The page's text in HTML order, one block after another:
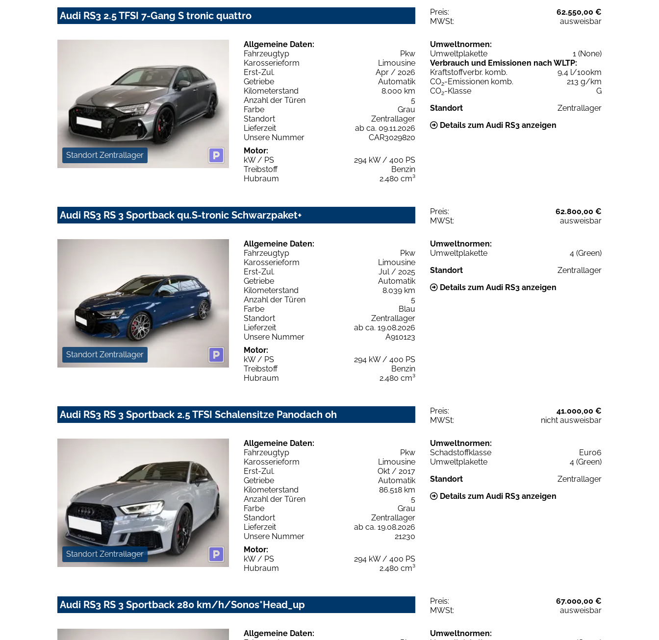
Audi RS3 2.5 TFSI 7-Gang S tronic quattro Preis:
62.550,00 €
MWSt:
ausweisbar
Standort Zentrallager
Allgemeine Daten:
Fahrzeugtyp
Pkw
Karosserieform
Limousine
Erst-Zul.
Apr / 2026
Getriebe
Automatik
Kilometerstand
8.000 km
Anzahl der Türen
5
Farbe
Grau
Standort
Zentrallager
Lieferzeit
ab ca. 09.11.2026
Unsere Nummer
CAR3029820
Motor:
kW / PS
294 kW / 400 PS
Treibstoff
Benzin
Hubraum
2.480 cm³
Umweltnormen:
Umweltplakette
1 (None)
Verbrauch und Emissionen nach WLTP:
Kraftstoffverbr. komb.
9,4 l/100km
CO2-Emissionen komb.
213 g/km
CO2-Klasse
G
Standort
Zentrallager
Details zum Audi RS3 anzeigen
Audi RS3 RS 3 Sportback qu.S-tronic Schwarzpaket+ Preis:
62.800,00 €
MWSt:
ausweisbar
Standort Zentrallager
Allgemeine Daten:
Fahrzeugtyp
Pkw
Karosserieform
Limousine
Erst-Zul.
Jul / 2025
Getriebe
Automatik
Kilometerstand
8.039 km
Anzahl der Türen
5
Farbe
Blau
Standort
Zentrallager
Lieferzeit
ab ca. 19.08.2026
Unsere Nummer
A910123
Motor:
kW / PS
294 kW / 400 PS
Treibstoff
Benzin
Hubraum
2.480 cm³
Umweltnormen:
Umweltplakette
4 (Green)
Standort
Zentrallager
Details zum Audi RS3 anzeigen
Audi RS3 RS 3 Sportback 2.5 TFSI Schalensitze Panodach oh Preis:
41.000,00 €
MWSt:
nicht ausweisbar
Standort Zentrallager
Allgemeine Daten:
Fahrzeugtyp
Pkw
Karosserieform
Limousine
Erst-Zul.
Okt / 2017
Getriebe
Automatik
Kilometerstand
86.518 km
Anzahl der Türen
5
Farbe
Grau
Standort
Zentrallager
Lieferzeit
ab ca. 19.08.2026
Unsere Nummer
21230
Motor:
kW / PS
294 kW / 400 PS
Hubraum
2.480 cm³
Umweltnormen:
Schadstoffklasse
Euro6
Umweltplakette
4 (Green)
Standort
Zentrallager
Details zum Audi RS3 anzeigen
Audi RS3 RS 3 Sportback 280 km/h/Sonos*Head_up Preis:
67.000,00 €
MWSt:
ausweisbar
Allgemeine Daten:
Umweltnormen: